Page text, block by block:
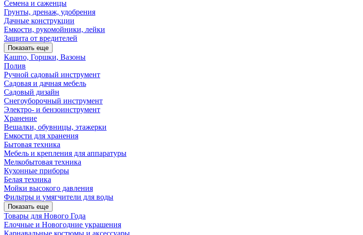
Семена и саженцы
Грунты, дренаж, удобрения
Дачные конструкции
Емкости, рукомойники, лейки
Защита от вредителей
Показать еще
Кашпо, Горшки, Вазоны
Полив
Ручной садовый инструмент
Садовая и дачная мебель
Садовый дизайн
Снегоуборочный инструмент
Электро- и бензоинструмент
Хранение
Вешалки, обувницы, этажерки
Емкости для хранения
Бытовая техника
Мебель и крепления для аппаратуры
Мелкобытовая техника
Кухонные приборы
Белая техника
Мойки высокого давления
Фильтры и умягчители для воды
Показать еще
Товары для Нового Года
Елочные и Новогодние украшения
Карнавальные костюмы и аксессуары